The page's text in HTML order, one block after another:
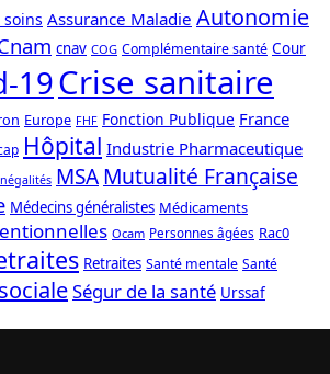
soins Assurance Maladie Autonomie
cnav COG Complémentaire santé Cour
19Crise sanitaire
Europe FHF Fonction Publique France
Hôpital Industrie Pharmaceutique
MSAMutualité Française
Médecins généralistes Médicaments
Ocam Personnes âgées Rac0
Retraites Santé mentale Santé
Ségur de la santé Urssaf